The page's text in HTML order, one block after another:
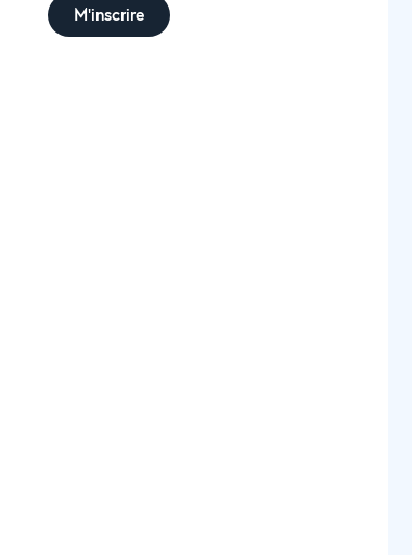
M'inscrire